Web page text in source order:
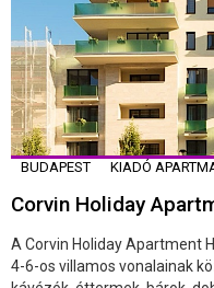
BUDAPEST KIADÓ
Corvin Holiday
A Corvin Holiday Apartment
4-6-os villamos vonalainak